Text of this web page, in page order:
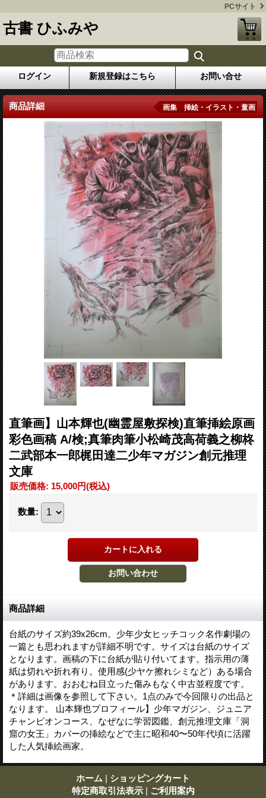
PCサイト
古書 ひふみや
ログイン 新規登録はこちら お問い合せ
商品詳細 画集 挿絵・イラスト・童画
直筆画】山本輝也(幽霊屋敷探検)直筆挿絵原画
彩色画稿 A/検;真筆肉筆小松崎茂高荷義之柳柊
二武部本一郎梶田達二少年マガジン創元推理
文庫
販売価格: 15,000円(税込)
数量:
商品詳細
台紙のサイズ約39x26cm。少年少女ヒッチコック名作劇場の
一篇とも思われますが詳細不明です。サイズは台紙のサイズ
となります。画稿の下に台紙が貼り付いてます。指示用の薄
紙は切れや折れ有り。使用感(少ヤケ擦れシミなど）ある場合
があります。おおむね目立った傷みもなく中古並程度です。
＊詳細は画像を参照して下さい。1点のみで今回限りの出品と
なります。 山本輝也プロフィール】少年マガジン、ジュニア
チャンピオンコース、なぜなに学習図鑑、創元推理文庫「洞
窟の女王」カバーの挿絵などで主に昭和40〜50年代頃に活躍
した人気挿絵画家。
ホーム | ショッピングカート
特定商取引法表示 | ご利用案内